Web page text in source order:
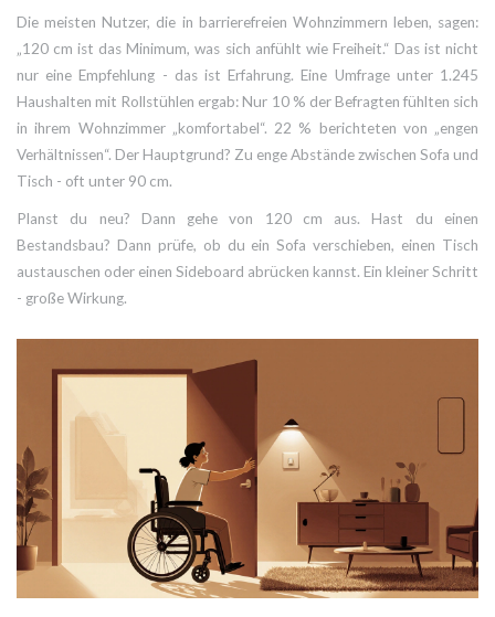
Die meisten Nutzer, die in barrierefreien Wohnzimmern leben, sagen:
„120 cm ist das Minimum, was sich anfühlt wie Freiheit.“ Das ist nicht
nur eine Empfehlung - das ist Erfahrung. Eine Umfrage unter 1.245
Haushalten mit Rollstühlen ergab: Nur 10 % der Befragten fühlten sich
in ihrem Wohnzimmer „komfortabel“. 22 % berichteten von „engen
Verhältnissen“. Der Hauptgrund? Zu enge Abstände zwischen Sofa und
Tisch - oft unter 90 cm.
Planst du neu? Dann gehe von 120 cm aus. Hast du einen
Bestandsbau? Dann prüfe, ob du ein Sofa verschieben, einen Tisch
austauschen oder einen Sideboard abrücken kannst. Ein kleiner Schritt
- große Wirkung.